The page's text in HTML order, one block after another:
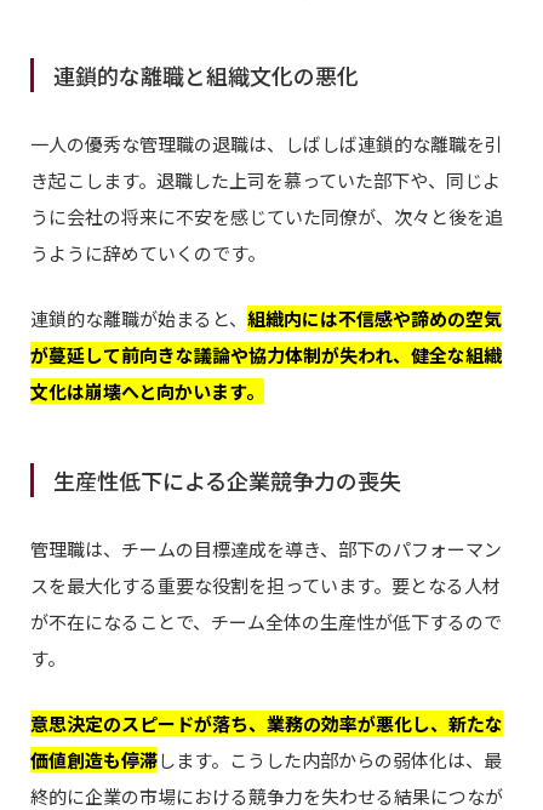
連鎖的な離職と組織文化の悪化
一人の優秀な管理職の退職は、しばしば連鎖的な離職を引
き起こします。退職した上司を慕っていた部下や、同じよ
うに会社の将来に不安を感じていた同僚が、次々と後を追
うように辞めていくのです。
連鎖的な離職が始まると、 組織内には不信感や諦めの空気
が蔓延して前向きな議論や協力体制が失われ、健全な組織
文化は崩壊へと向かいます。
生産性低下による企業競争力の喪失
管理職は、チームの目標達成を導き、部下のパフォーマン
スを最大化する重要な役割を担っています。要となる人材
が不在になることで、チーム全体の生産性が低下するので
す。
意思決定のスピードが落ち、業務の効率が悪化し、新たな
価値創造も停滞します。こうした内部からの弱体化は、最
終的に企業の市場における競争力を失わせる結果につなが